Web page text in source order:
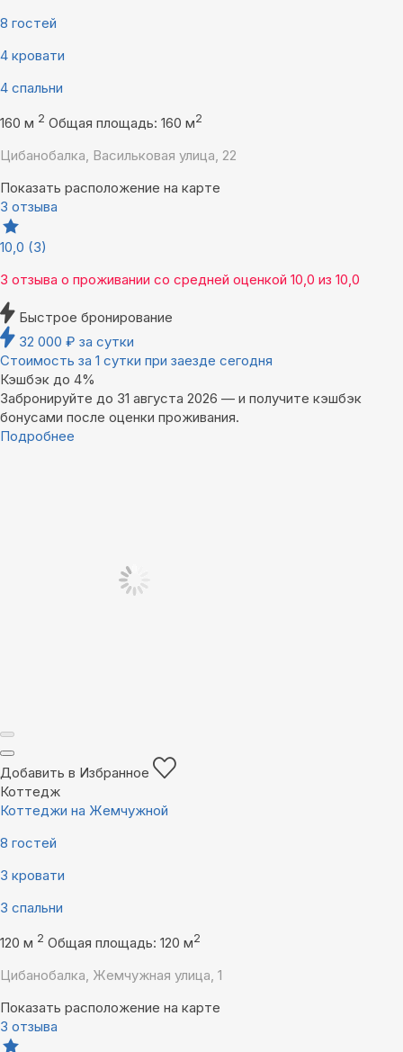
8 гостей
4 кровати
4 спальни
160 м 2 Общая площадь: 160 м2
Цибанобалка, Васильковая улица, 22
Показать расположение на карте
3 отзыва
10,0 (3)
3 отзыва о проживании со средней оценкой 10,0 из 10,0
Быстрое бронирование
32 000 ₽ за сутки
Стоимость за 1 сутки при заезде сегодня
Кэшбэк до 4%
Забронируйте до 31 августа 2026 — и получите кэшбэк
бонусами после оценки проживания.
Подробнее
Добавить в Избранное
Коттедж
Коттеджи на Жемчужной
8 гостей
3 кровати
3 спальни
120 м 2 Общая площадь: 120 м2
Цибанобалка, Жемчужная улица, 1
Показать расположение на карте
3 отзыва